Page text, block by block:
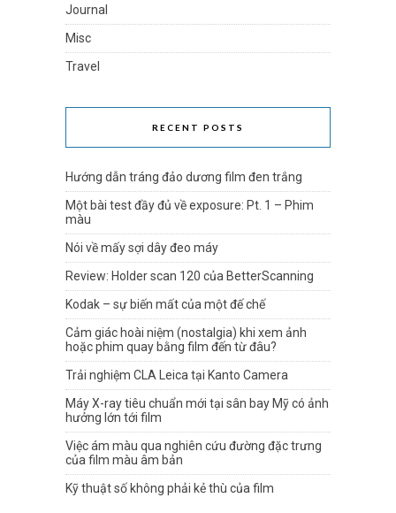
Journal
Misc
Travel
RECENT POSTS
Hướng dẫn tráng đảo dương film đen trắng
Một bài test đầy đủ về exposure: Pt. 1 – Phim
màu
Nói về mấy sợi dây đeo máy
Review: Holder scan 120 của BetterScanning
Kodak – sự biến mất của một đế chế
Cảm giác hoài niệm (nostalgia) khi xem ảnh
hoặc phim quay bằng film đến từ đâu?
Trải nghiệm CLA Leica tại Kanto Camera
Máy X-ray tiêu chuẩn mới tại sân bay Mỹ có ảnh
hưởng lớn tới film
Việc ám màu qua nghiên cứu đường đặc trưng
của film màu âm bản
Kỹ thuật số không phải kẻ thù của film